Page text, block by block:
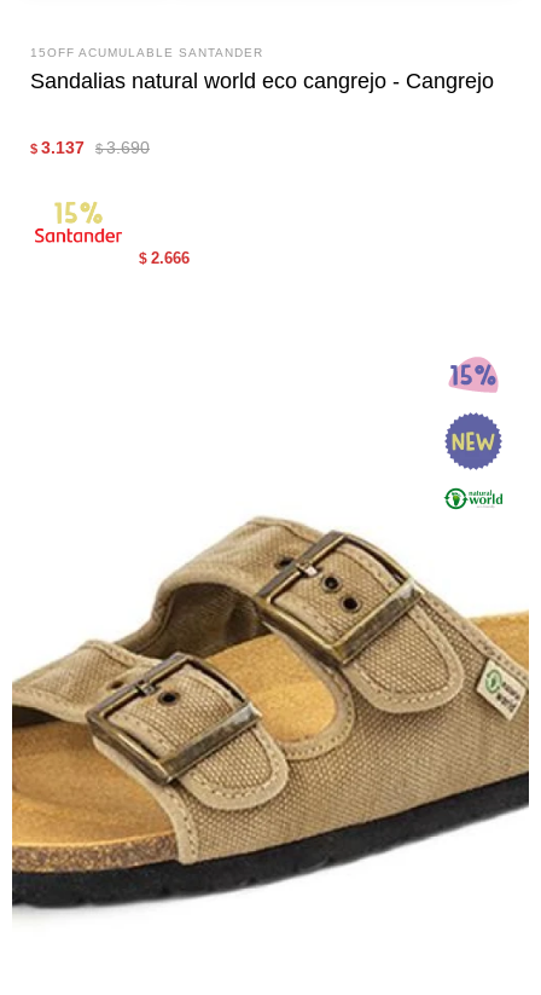
15OFF ACUMULABLE SANTANDER
Sandalias natural world eco cangrejo - Cangrejo
$ 3.137 $ 3.690
$ 2.666